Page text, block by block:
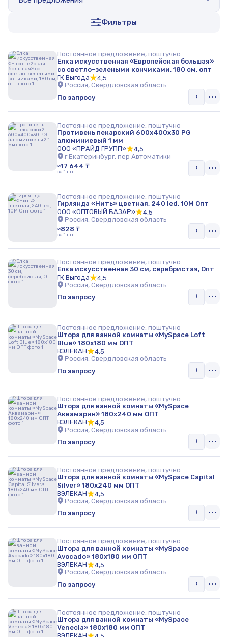
Товары для кухни
Фильтры
Постоянное предложение, поштучно
Елка искусственная «Европейская большая»
со светло-зелеными кончиками, 180 см, опт
ГК Выгода
4,5
Россия, Свердловская область
По запросу
Постоянное предложение, поштучно
Противень пекарский 600x400x30 PG
алюминиевый 1 мм
ООО «ПРАЙД ГРУПП»
4,5
г Екатеринбург, пер Автоматики
≈17 644 ₸
за 1 шт
Постоянное предложение, поштучно
Гирлянда «Нить» цветная, 240 led, 10M Опт
ООО «ОПТОВЫЙ БАЗАР»
4,5
Россия, Свердловская область
≈828 ₸
за 1 шт
Постоянное предложение, поштучно
Елка искусственная 30 см, серебристая, Опт
ГК Выгода
4,5
Россия, Свердловская область
По запросу
Постоянное предложение, поштучно
Штора для ванной комнаты «MySpace Loft
Blue» 180х180 мм ОПТ
ВЭЛЕКАН
4,5
Россия, Свердловская область
По запросу
Постоянное предложение, поштучно
Штора для ванной комнаты «MySpace
Аквамарин» 180х240 мм ОПТ
ВЭЛЕКАН
4,5
Россия, Свердловская область
По запросу
Постоянное предложение, поштучно
Штора для ванной комнаты «MySpace Capital
Silver» 180х240 мм ОПТ
ВЭЛЕКАН
4,5
Россия, Свердловская область
По запросу
Постоянное предложение, поштучно
Штора для ванной комнаты «MySpace
Avocado» 180х180 мм ОПТ
ВЭЛЕКАН
4,5
Россия, Свердловская область
По запросу
Постоянное предложение, поштучно
Штора для ванной комнаты «MySpace
Venecia» 180х180 мм ОПТ